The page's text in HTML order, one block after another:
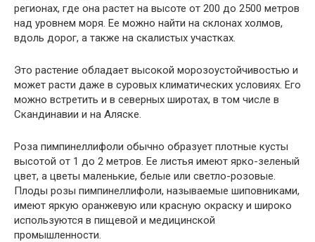
регионах, где она растет на высоте от 200 до 2500 метров
над уровнем моря. Ее можно найти на склонах холмов,
вдоль дорог, а также на скалистых участках.
Это растение обладает высокой морозоустойчивостью и
может расти даже в суровых климатических условиях. Его
можно встретить и в северных широтах, в том числе в
Скандинавии и на Аляске.
Роза пимпинеллифоли обычно образует плотные кусты
высотой от 1 до 2 метров. Ее листья имеют ярко-зеленый
цвет, а цветы маленькие, белые или светло-розовые.
Плоды розы пимпинеллифоли, называемые шиповниками,
имеют яркую оранжевую или красную окраску и широко
используются в пищевой и медицинской
промышленности.